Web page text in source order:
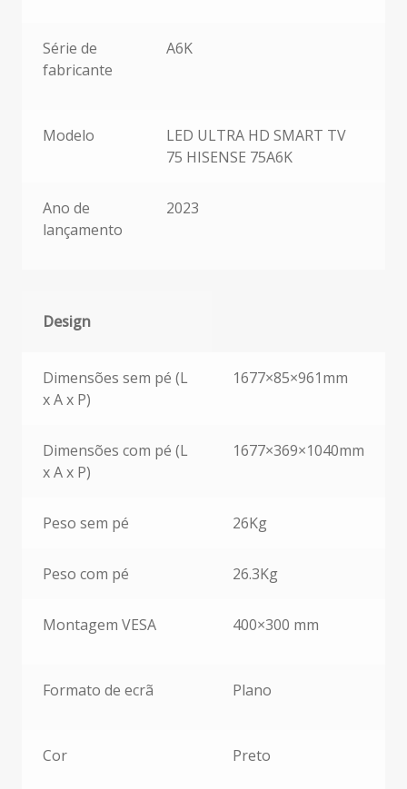
Série de
fabricante
A6K
Modelo
LED ULTRA HD SMART TV
75 HISENSE 75A6K
Ano de
lançamento
2023
Design
Dimensões sem pé (L
x A x P)
1677×85×961mm
Dimensões com pé (L
x A x P)
1677×369×1040mm
Peso sem pé 26Kg
Peso com pé 26.3Kg
Montagem VESA 400×300 mm
Formato de ecrã Plano
Cor Preto